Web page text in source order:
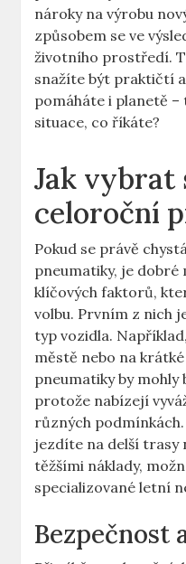
nároky na výrobu
způsobem se ve
životního prostředí.
snažíte být praktičtí
pomáháte i planetě
situace, co říkáte?
Jak vybrat
celoroční
Pokud se právě
pneumatiky, je
klíčových faktorů,
volbu. Prvním z nich
typ vozidla.
městě nebo na
pneumatiky by mohly
protože nabízejí
různých
jezdíte na delší trasy
těžšími náklady,
specializované letní
Bezpečnost